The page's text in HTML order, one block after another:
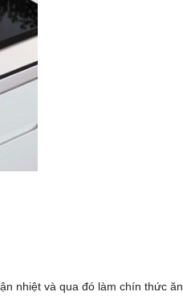
nhiệt và qua đó làm chín thức ăn.